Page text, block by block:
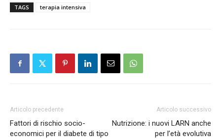
TAGS terapia intensiva
Articolo precedente
Fattori di rischio socio-
economici per il diabete di tipo
Articolo successivo
Nutrizione: i nuovi LARN anche
per l’età evolutiva